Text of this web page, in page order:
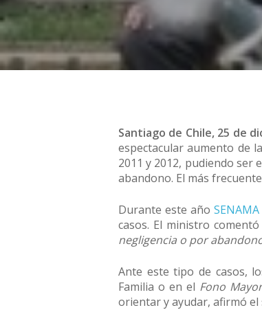
Santiago de Chile, 25 de
espectacular aumento de
2011 y 2012, pudiendo
abandono. El más
Durante este año SENAMA
casos. El ministro comentó
negligencia o por
Ante este tipo de casos,
Familia o en el Fono
orientar y ayudar, afirmó el